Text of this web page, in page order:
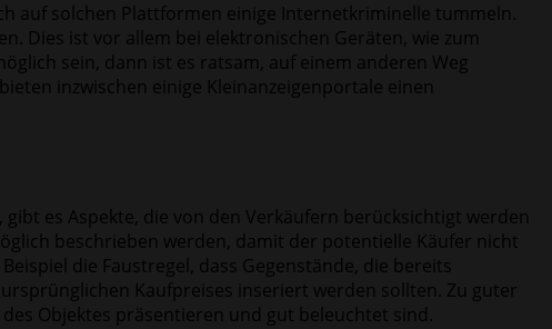
auf solchen Plattformen einige Internetkriminelle tummeln.
Dies ist vor allem bei elektronischen Geräten, wie zum
sein, dann ist es ratsam, auf einem anderen Weg
inzwischen einige Kleinanzeigenportale einen
es Aspekte, die von den Verkäufern berücksichtigt werden
beschrieben werden, damit der potentielle Käufer nicht
die Faustregel, dass Gegenstände, die bereits
Kaufpreises inseriert werden sollten. Zu guter
Objektes präsentieren und gut beleuchtet sind.